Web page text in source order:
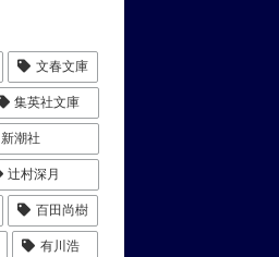
文春文庫
集英社文庫
新潮社
辻村深月
百田尚樹
有川浩